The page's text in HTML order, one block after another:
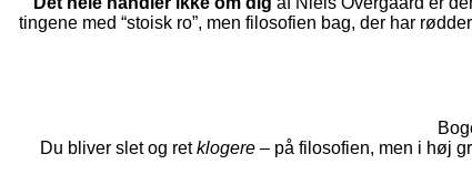
tingene med “stoisk ro”, men filosofien bag, der har
Du bliver slet og retklogere – på filosofien, men i høj